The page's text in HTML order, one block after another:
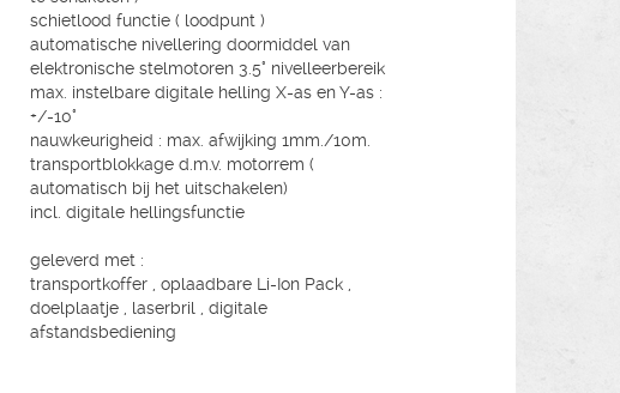
schietlood functie ( loodpunt )
automatische nivellering doormiddel van
elektronische stelmotoren 3.5° nivelleerbereik
max. instelbare digitale helling X-as en Y-as :
+/-10°
nauwkeurigheid : max. afwijking 1mm./10m.
transportblokkage d.m.v. motorrem (
automatisch bij het uitschakelen)
incl. digitale hellingsfunctie
geleverd met :
transportkoffer , oplaadbare Li-Ion Pack ,
doelplaatje , laserbril , digitale
afstandsbediening